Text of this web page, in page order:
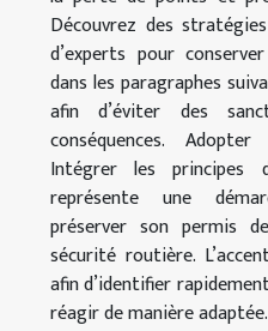
Découvrez des
d’experts pour
dans les paragraphes
afin d’éviter des
conséquences.
Intégrer les principes
représente une
préserver son permis
sécurité routière.
afin d’identifier
réagir de manière